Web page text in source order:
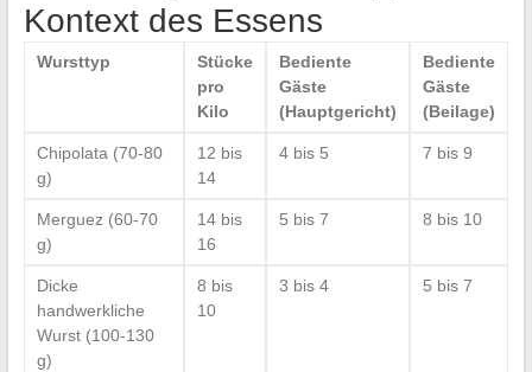
Kontext des Essens
Wursttyp
Stücke
pro
Kilo
Bediente
Gäste
(Hauptgericht)
Bediente
Gäste
(Beilage)
Chipolata (70-80
g)
12 bis
14
4 bis 5 7 bis 9
Merguez (60-70
g)
14 bis
16
5 bis 7 8 bis 10
Dicke
handwerkliche
Wurst (100-130
g)
8 bis
10
3 bis 4 5 bis 7